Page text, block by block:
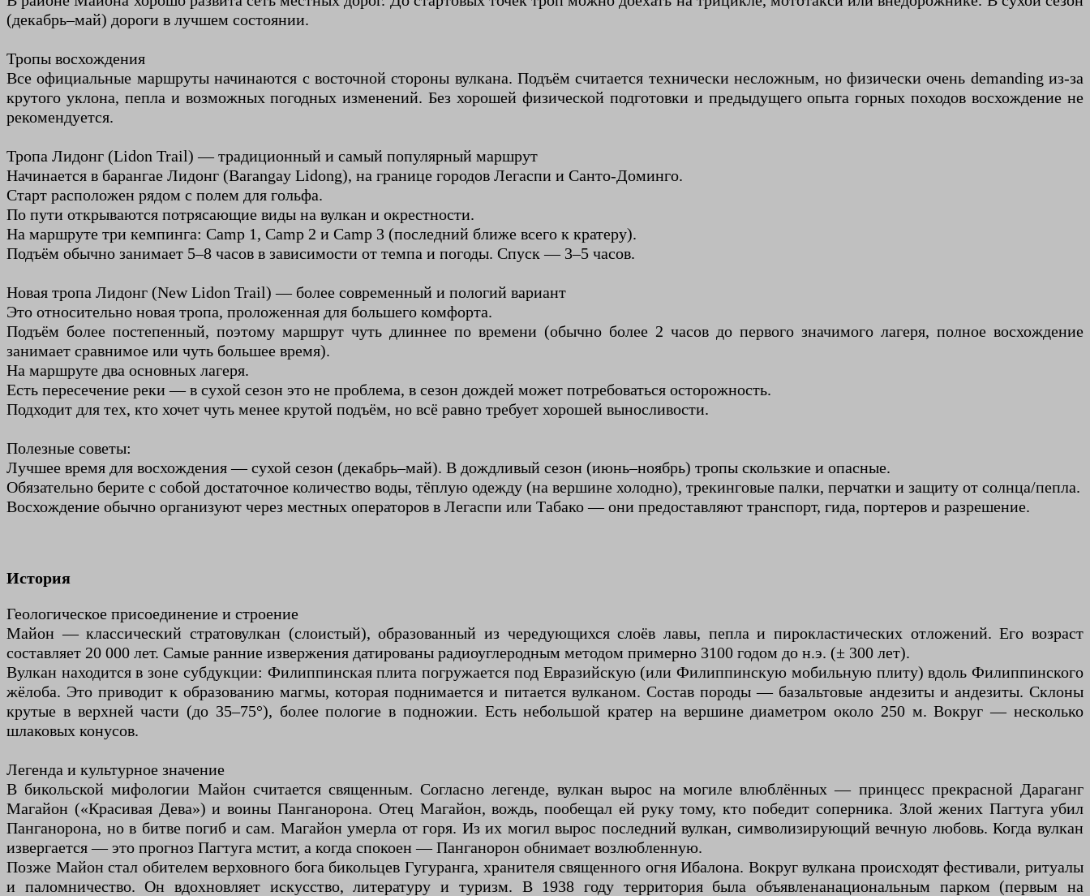
(декабрь–май) дороги в лучшем состоянии.
Тропы восхождения
Все официальные маршруты начинаются с восточной стороны вулкана. Подъём считается технически несложным, но физически очень demanding из-за
крутого уклона, пепла и возможных погодных изменений. Без хорошей физической подготовки и предыдущего опыта горных походов восхождение не
рекомендуется.
Тропа Лидонг (Lidon Trail) — традиционный и самый популярный маршрут
Начинается в барангае Лидонг (Barangay Lidong), на границе городов Легаспи и Санто-Доминго.
Старт расположен рядом с полем для гольфа.
По пути открываются потрясающие виды на вулкан и окрестности.
На маршруте три кемпинга: Camp 1, Camp 2 и Camp 3 (последний ближе всего к кратеру).
Подъём обычно занимает 5–8 часов в зависимости от темпа и погоды. Спуск — 3–5 часов.
Новая тропа Лидонг (New Lidon Trail) — более современный и пологий вариант
Это относительно новая тропа, проложенная для большего комфорта.
Подъём более постепенный, поэтому маршрут чуть длиннее по времени (обычно более 2 часов до первого значимого лагеря, полное восхождение
занимает сравнимое или чуть большее время).
На маршруте два основных лагеря.
Есть пересечение реки — в сухой сезон это не проблема, в сезон дождей может потребоваться осторожность.
Подходит для тех, кто хочет чуть менее крутой подъём, но всё равно требует хорошей выносливости.
Полезные советы:
Лучшее время для восхождения — сухой сезон (декабрь–май). В дождливый сезон (июнь–ноябрь) тропы скользкие и опасные.
Обязательно берите с собой достаточное количество воды, тёплую одежду (на вершине холодно), трекинговые палки, перчатки и защиту от солнца/пепла.
Восхождение обычно организуют через местных операторов в Легаспи или Табако — они предоставляют транспорт, гида, портеров и разрешение.
История
Геологическое присоединение и строение
Майон — классический стратовулкан (слоистый), образованный из чередующихся слоёв лавы, пепла и пирокластических отложений. Его возраст
составляет 20 000 лет. Самые ранние извержения датированы радиоуглеродным методом примерно 3100 годом до н.э. (± 300 лет).
Вулкан находится в зоне субдукции: Филиппинская плита погружается под Евразийскую (или Филиппинскую мобильную плиту) вдоль Филиппинского
жёлоба. Это приводит к образованию магмы, которая поднимается и питается вулканом. Состав породы — базальтовые андезиты и андезиты. Склоны
крутые в верхней части (до 35–75°), более пологие в подножии. Есть небольшой кратер на вершине диаметром около 250 м. Вокруг — несколько
шлаковых конусов.
Легенда и культурное значение
В бикольской мифологии Майон считается священным. Согласно легенде, вулкан вырос на могиле влюблённых — принцесс прекрасной Дараганг
Магайон («Красивая Дева») и воины Панганорона. Отец Магайон, вождь, пообещал ей руку тому, кто победит соперника. Злой жених Пагтуга убил
Панганорона, но в битве погиб и сам. Магайон умерла от горя. Из их могил вырос последний вулкан, символизирующий вечную любовь. Когда вулкан
извергается — это прогноз Пагтуга мстит, а когда спокоен — Панганорон обнимает возлюбленную.
Позже Майон стал обителем верховного бога бикольцев Гугуранга, хранителя священного огня Ибалона. Вокруг вулкана происходят фестивали, ритуалы
и паломничество. Он вдохновляет искусство, литературу и туризм. В 1938 году территория была объявлена ​​национальным парком (первым на